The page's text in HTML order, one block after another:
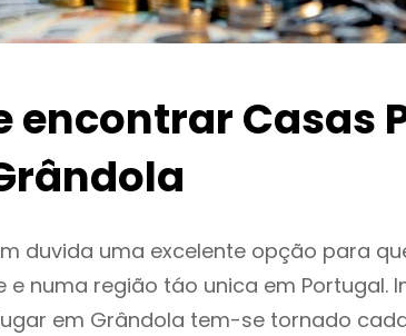
encontrar Casas
duvida uma excelente opção para
numa região táo unica em Portugal.
em Grândola tem-se tornado